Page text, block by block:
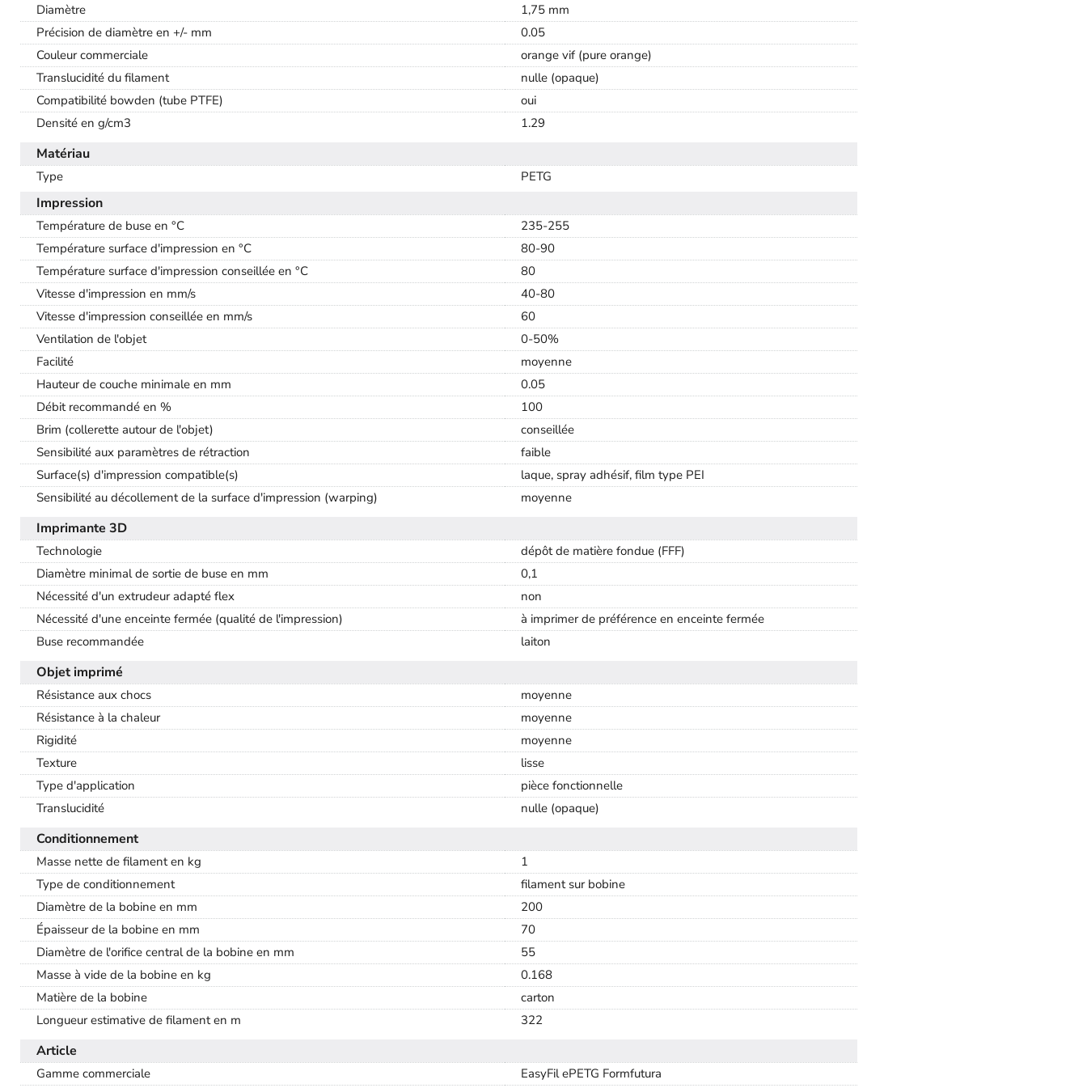
Diamètre
1,75 mm
Précision de diamètre en +/- mm
0.05
Couleur commerciale
orange vif (pure orange)
Translucidité du filament
nulle (opaque)
Compatibilité bowden (tube PTFE)
oui
Densité en g/cm3
1.29
Matériau
Type PETG
Impression
Température de buse en °C
235-255
Température surface d'impression en °C
80-90
Température surface d'impression conseillée en °C
80
Vitesse d'impression en mm/s
40-80
Vitesse d'impression conseillée en mm/s
60
Ventilation de l'objet
0-50%
Facilité
moyenne
Hauteur de couche minimale en mm
0.05
Débit recommandé en %
100
Brim (collerette autour de l'objet)
conseillée
Sensibilité aux paramètres de rétraction
faible
Surface(s) d'impression compatible(s)
laque, spray adhésif, film type PEI
Sensibilité au décollement de la surface d'impression (warping)
moyenne
Imprimante 3D
Technologie
dépôt de matière fondue (FFF)
Diamètre minimal de sortie de buse en mm
0,1
Nécessité d'un extrudeur adapté flex
non
Nécessité d'une enceinte fermée (qualité de l'impression)
à imprimer de préférence en enceinte fermée
Buse recommandée
laiton
Objet imprimé
Résistance aux chocs
moyenne
Résistance à la chaleur
moyenne
Rigidité
moyenne
Texture
lisse
Type d'application
pièce fonctionnelle
Translucidité
nulle (opaque)
Conditionnement
Masse nette de filament en kg
1
Type de conditionnement
filament sur bobine
Diamètre de la bobine en mm
200
Épaisseur de la bobine en mm
70
Diamètre de l'orifice central de la bobine en mm
55
Masse à vide de la bobine en kg
0.168
Matière de la bobine
carton
Longueur estimative de filament en m
322
Article
Gamme commerciale
EasyFil ePETG Formfutura